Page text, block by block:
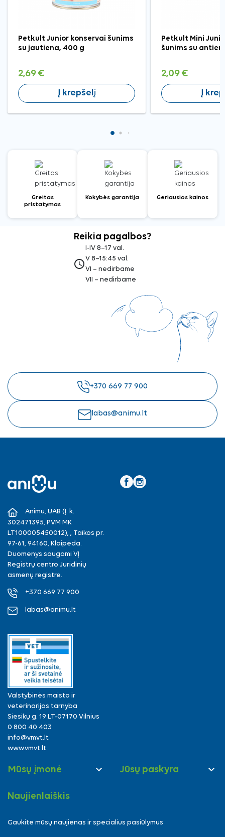
Petkult Junior konservai šunims
su jautiena, 400 g
2,69 €
Į krepšelį
Petkult Mini
šunims su
2,09 €
Į
Greitas
pristatymas
Kokybės garantija Geriausios kainos
Reikia pagalbos?
access_time
I-IV 8–17 val.
V 8–15:45 val.
VI – nedirbame
VII – nedirbame
+370 669 77 900
labas@animu.lt
Animu, UAB (Į. k.
302471395, PVM MK
LT100005450012), , Taikos pr.
97-61, 94160, Klaipėda.
Duomenys saugomi VĮ
Registrų centro Juridinių
asmenų registre.
+370 669 77 900
labas@animu.lt
Valstybinės maisto ir
veterinarijos tarnyba
Siesikų g. 19 LT-07170 Vilnius
0 800 40 403
info@vmvt.lt
www.vmvt.lt
Mūsų įmonė  Jūsų paskyra 
Naujienlaiškis
Gaukite mūsų naujienas ir specialius pasiūlymus